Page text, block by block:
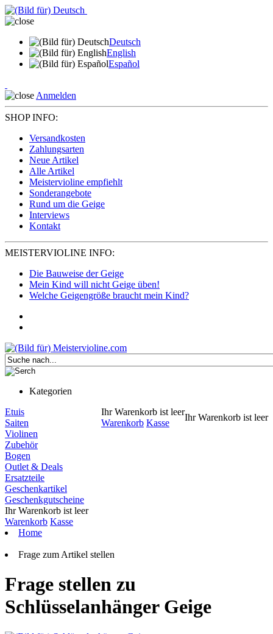
Deutsch
English
Español
Anmelden
SHOP INFO:
Versandkosten
Zahlungsarten
Neue Artikel
Alle Artikel
Meistervioline empfiehlt
Sonderangebote
Rund um die Geige
Interviews
Kontakt
MEISTERVIOLINE INFO:
Die Bauweise der Geige
Mein Kind will nicht Geige üben!
Welche Geigengröße braucht mein Kind?
Kategorien
Ihr Warenkorb ist leer
Warenkorb Kasse
Ihr Warenkorb ist leer
Etuis
Saiten
Violinen
Zubehör
Bogen
Outlet & Deals
Ersatzteile
Geschenkartikel
Geschenkgutscheine
Ihr Warenkorb ist leer
Warenkorb Kasse
Home
Frage zum Artikel stellen
Frage stellen zu
Schlüsselanhänger Geige